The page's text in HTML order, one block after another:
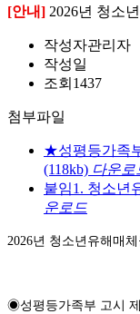
[안내] 2026년 청소
작성자관리자
작성일
조회 1437
첨부파일
★성평등가족
(118kb) 다운로
붙임1. 청소년
운로드
2026년 청소년유해매
◉성평등가족부 고시